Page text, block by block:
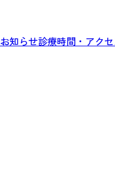
お知らせ診療時間・アク